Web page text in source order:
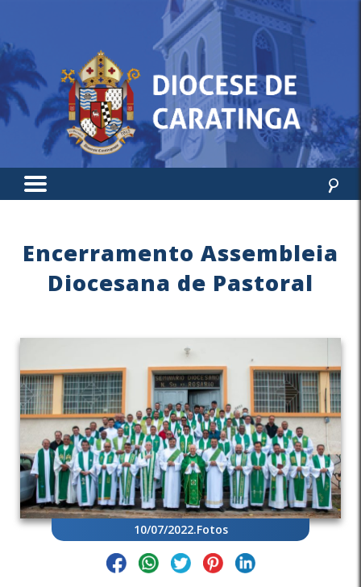
Encerramento Assembleia
Diocesana de Pastoral
10/07/2022.Fotos